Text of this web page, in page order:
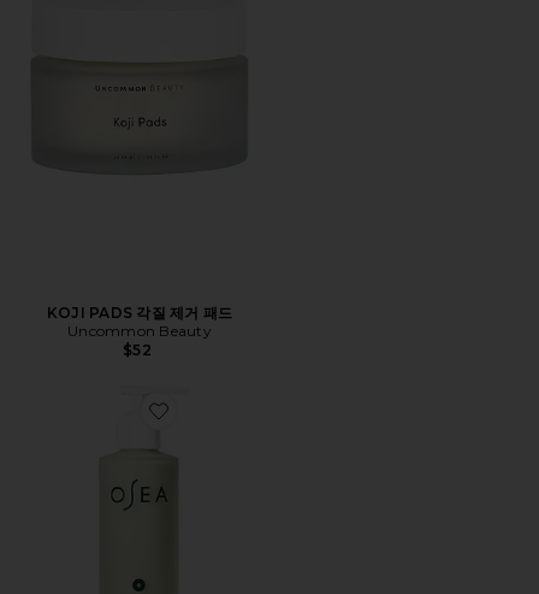
KOJI PADS 각질 제거 패드
Uncommon Beauty
$52
Favorite OCEAN CLEANSER 클렌저